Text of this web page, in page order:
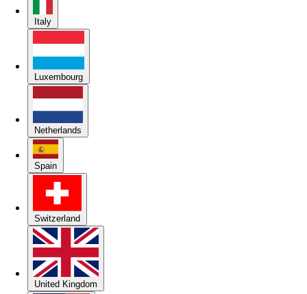
Italy
Luxembourg
Netherlands
Spain
Switzerland
United Kingdom